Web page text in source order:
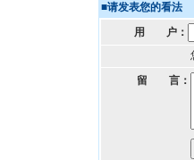
■请发表您的看法
用 户：
留 言：